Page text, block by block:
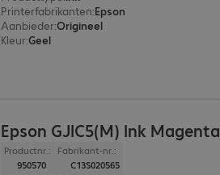
Printerfabrikanten:Epson
Aanbieder:Origineel
Kleur:Geel
Epson GJIC5(M) Ink Magenta
Productnr.:
950570
Fabrikant-nr.:
C13S020565